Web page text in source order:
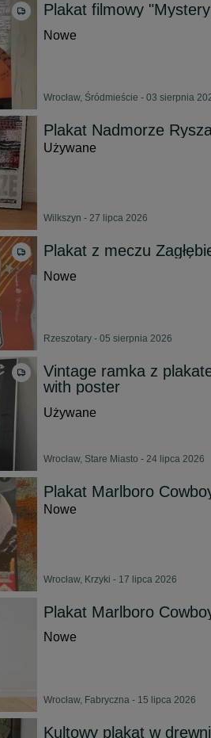
Plakat filmowy
Nowe
Wrocław, Śródmieście - 03 sierpnia
Plakat Nadmorze
Używane
Wilkszyn - 27 lipca 2026
Plakat z meczu
Nowe
Rzeszotary - 05 sierpnia 2026
Vintage ramka z
with poster
Używane
Wrocław, Stare Miasto - 24 lipca 2026
Plakat Marlboro
Nowe
Wrocław, Krzyki - 17 lipca 2026
Plakat Marlboro
Nowe
Wrocław, Fabryczna - 15 lipca 2026
Kultowy plakat w